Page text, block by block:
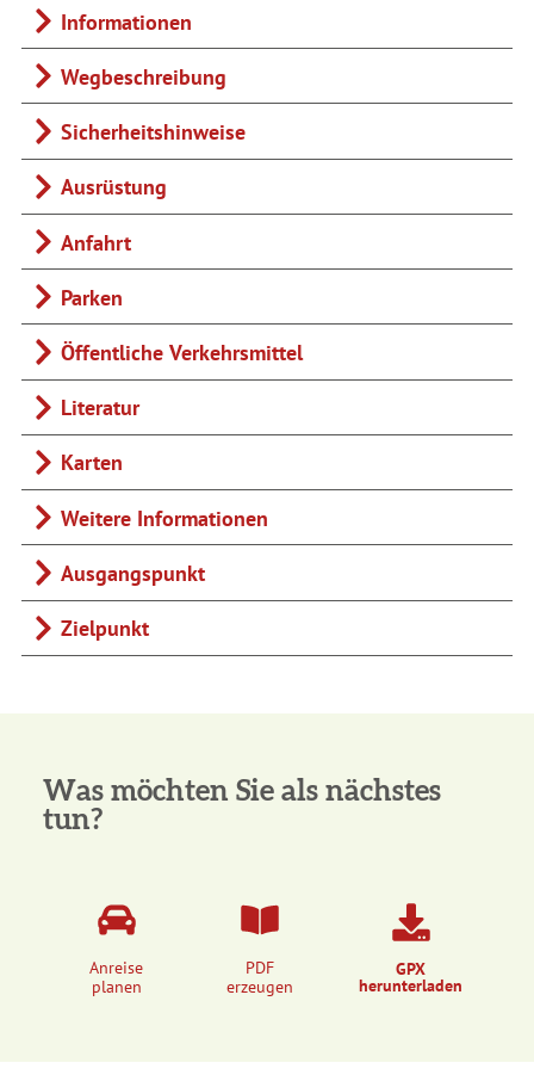
Informationen
Wegbeschreibung
Sicherheitshinweise
Ausrüstung
Anfahrt
Parken
Öffentliche Verkehrsmittel
Literatur
Karten
Weitere Informationen
Ausgangspunkt
Zielpunkt
Was möchten Sie als nächstes
tun?
Anreise
planen
PDF
erzeugen
GPX
herunterladen